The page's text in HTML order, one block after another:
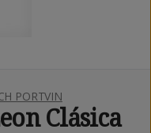
PORTVIN
Clásica